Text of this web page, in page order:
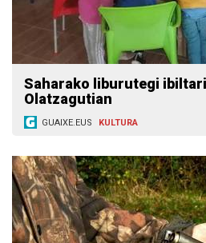
Saharako liburutegi
Olatzagutian
GUAIXE.EUS KULTURA